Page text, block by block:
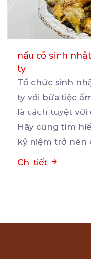
nấu cỗ sinh
ty
Tổ chức sinh
ty với bữa tiệc
là cách tuyệt vời
Hãy cùng tìm
kỷ niệm trở nên
Chi tiết